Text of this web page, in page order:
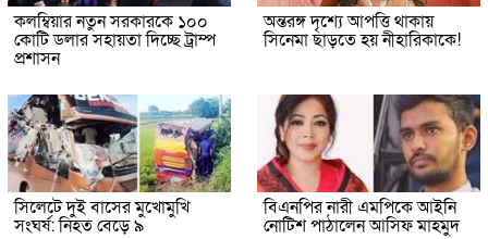
কলম্বিয়ার নতুন সরকারকে ১০০
কোটি ডলার সহায়তা দিচ্ছে ট্রাম্প
প্রশাসন
অন্তরঙ্গ দৃশ্যে আপত্তি থাকায়
সিনেমা ছাড়তে হয় নীহারিকাকে!
সিলেটে দুই বাসের মুখোমুখি
সংঘর্ষ: নিহত বেড়ে ৯
বিএনপির নারী এমপিকে আইনি
নোটিশ পাঠালেন আসিফ মাহমুদ